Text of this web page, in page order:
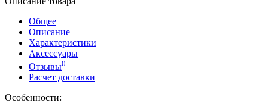
Общее
Описание
Характеристики
Аксессуары
Отзывы0
Расчет доставки
Особенности: